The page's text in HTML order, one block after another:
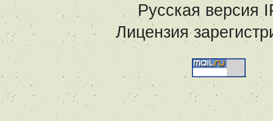
Русская версия
Лицензия